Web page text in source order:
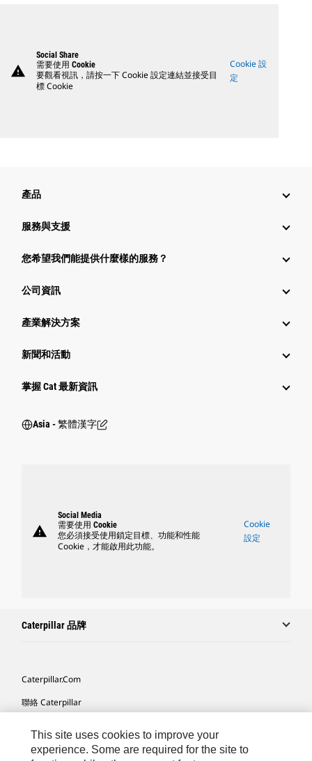
warning
Social Share
需要使用 Cookie
要觀看視訊，請按一下 Cookie 設定連結並接受目
標 Cookie
Cookie 設
定
產品
服務與支援
您希望我們能提供什麼樣的服務？
公司資訊
產業解決方案
新聞和活動
掌握 Cat 最新資訊
Asia - 繁體漢字
warning
Social Media
需要使用 Cookie
您必須接受使用鎖定目標、功能和性能
Cookie，才能啟用此功能。
Cookie
設定
Caterpillar 品牌
Caterpillar.com
聯絡 Caterpillar
網站地圖
This site uses cookies to improve your
experience. Some are required for the site to